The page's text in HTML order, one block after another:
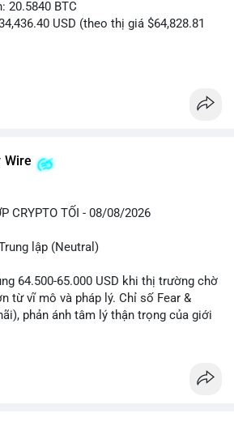
20.5840 BTC
USD (theo thị giá $64,828.81
phiên Á, thời điểm thanh khoản
ví nóng, hoặc chuẩn bị thanh khoản
tiền không đổ thẳng lên sàn tập trung,
dõi sát biến động ví lớn.
nhỏ lẻ không nên hành động theo cảm
xác nhận xu hướng. Giữ tỷ trọng tiền
cao trong vùng giá hiện tại.
Wire
CRYPTO TỐI - 08/08/2026
lập (Neutral)
64.500-65.000 USD khi thị trường chờ
từ vĩ mô và pháp lý. Chỉ số Fear &
phản ánh tâm lý thận trọng của giới
Mỹ thấp hơn dự báo, làm giảm khả